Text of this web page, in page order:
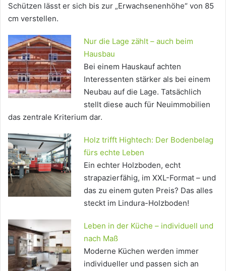
Schützen lässt er sich bis zur „Erwachsenenhöhe“ von 85
cm verstellen.
Nur die Lage zählt – auch beim
Hausbau
Bei einem Hauskauf achten
Interessenten stärker als bei einem
Neubau auf die Lage. Tatsächlich
stellt diese auch für Neuimmobilien
das zentrale Kriterium dar.
Holz trifft Hightech: Der Bodenbelag
fürs echte Leben
Ein echter Holzboden, echt
strapazierfähig, im XXL-Format – und
das zu einem guten Preis? Das alles
steckt im Lindura-Holzboden!
Leben in der Küche – individuell und
nach Maß
Moderne Küchen werden immer
individueller und passen sich an